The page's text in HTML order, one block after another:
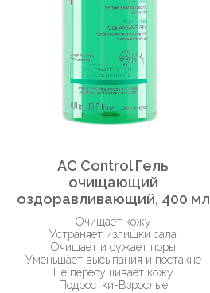
AC Control Гель
очищающий
оздоравливающий, 400 мл
Очищает кожу
Устраняет излишки сала
Очищает и сужает поры
Уменьшает высыпания и постакне
Не пересушивает кожу
Подростки-Взрослые